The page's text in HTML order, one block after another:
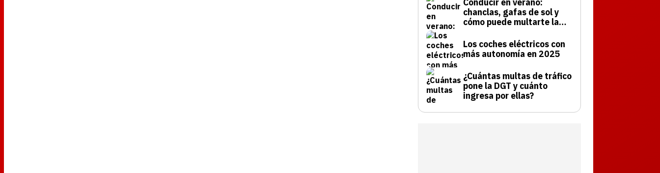
chanclas, gafas de sol y
cómo puede multarte la
Los coches eléctricos con
más autonomía en 2025
¿Cuántas multas de tráfico
pone la DGT y cuánto
ingresa por ellas?